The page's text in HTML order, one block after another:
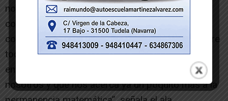
no le preocupa y lo que más quiere es poder
contribuir a sumar para el equipo. “Estoy muy
contento por haber logrado el hat-trick pero sobre
todo por ayudar al equipo a conseguir la victoria
en un partido que era de vital importancia para
nosotros y que nos acerca ya un poquito más a la